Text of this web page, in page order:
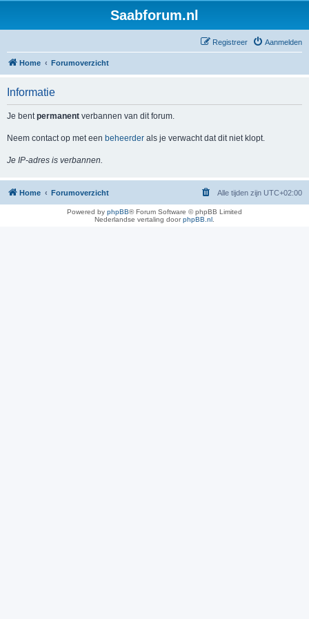
Saabforum.nl
Aanmelden
Registreer
Home Forumoverzicht
Informatie
Je bentpermanent verbannen van dit forum.
Neem contact op met een beheerder als je verwacht dat dit niet klopt.
Je IP-adres is verbannen.
Home Forumoverzicht Alle tijden zijn UTC+02:00
Powered by phpBB® Forum Software © phpBB Limited
Nederlandse vertaling doorphpBB.nl